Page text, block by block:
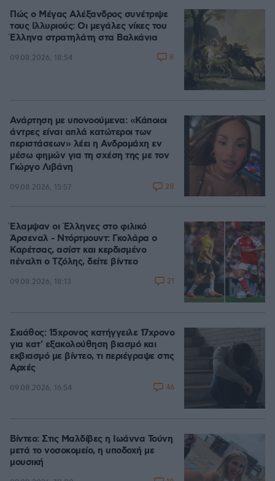
Πώς ο Μέγας Αλέξανδρος συνέτριψε
τους Ιλλυριούς: Οι μεγάλες νίκες του
Έλληνα στρατηλάτη στα Βαλκάνια
09.08.2026, 18:54 8
Ανάρτηση με υπονοούμενα: «Κάποιοι
άντρες είναι απλά κατώτεροι των
περιστάσεων» λέει η Ανδρομάχη εν
μέσω φημών για τη σχέση της με τον
Γιώργο Λιβάνη
09.08.2026, 15:57 28
Έλαμψαν οι Έλληνες στο φιλικό
Άρσεναλ - Ντόρτμουντ: Γκολάρα ο
Καρέτσας, ασίστ και κερδισμένο
πέναλτι ο Τζόλης, δείτε βίντεο
09.08.2026, 18:13 21
Σκιάθος: 15χρονος κατήγγειλε 17χρονο
για κατ' εξακολούθηση βιασμό και
εκβιασμό με βίντεο, τι περιέγραψε στις
Αρχές
09.08.2026, 16:54 46
Βίντεο: Στις Μαλδίβες η Ιωάννα Τούνη
μετά το νοσοκομείο, η υποδοχή με
μουσική